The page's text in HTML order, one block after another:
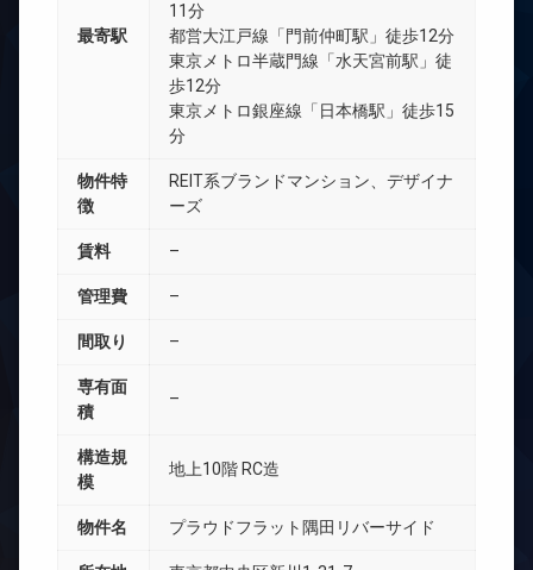
最寄駅
11分
都営大江戸線「門前仲町駅」徒歩12分
東京メトロ半蔵門線「水天宮前駅」徒
歩12分
東京メトロ銀座線「日本橋駅」徒歩15
分
物件特
徴
REIT系ブランドマンション、デザイナ
ーズ
賃料 –
管理費 –
間取り –
専有面
積
–
構造規
模
地上10階 RC造
物件名 プラウドフラット隅田リバーサイド